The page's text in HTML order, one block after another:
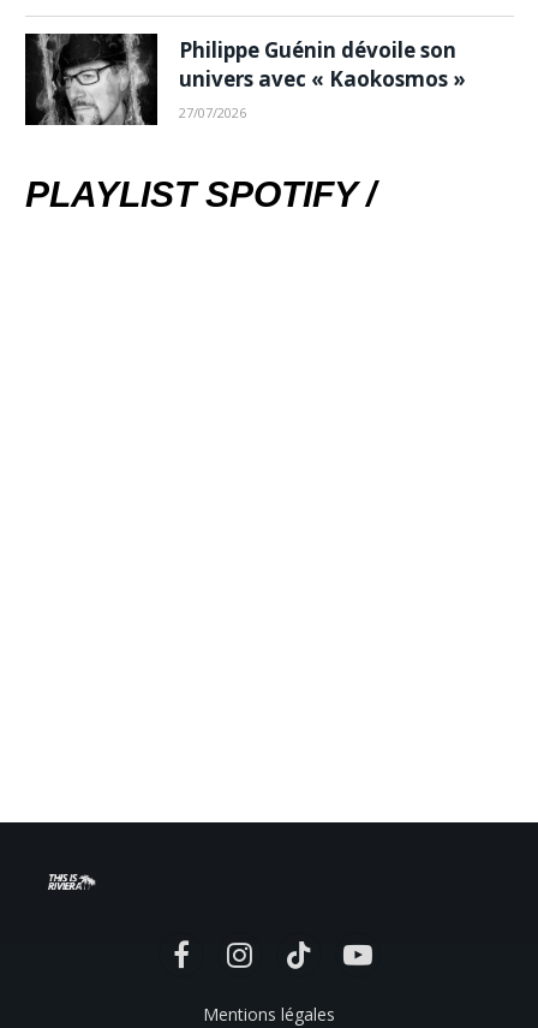
Philippe Guénin dévoile son
univers avec « Kaokosmos »
27/07/2026
PLAYLIST SPOTIFY /
FacebookInstagramTikTok YouTube
Mentions légales